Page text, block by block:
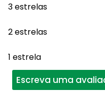
3 estrelas
2 estrelas
1 estrela
Escreva uma